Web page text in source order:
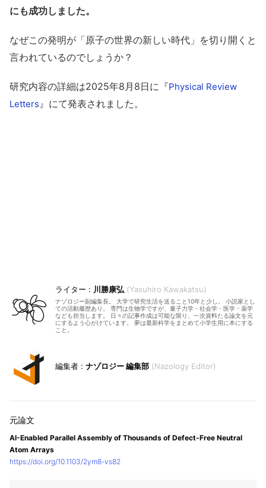
にも成功しました。
なぜこの発明が「原子の世界の新しい時代」を切り開くと
言われているのでしょうか？
研究内容の詳細は2025年8月8日に『Physical Review
Letters 』にて発表されました。
川勝康弘 Yasuhiro Kawakatsu
ナゾロジー副編集長。 大学で研究生活を送ること10年と少し。 小説家とし
ての活動履歴あり。 専門は生物学ですが、量子力学・社会学・医学・薬学
なども担当します。 日々の記事作成は可能な限り、一次資料たる論文を元
にするよう心がけています。 夢は最新科学をまとめて小学生用に本にする
こと。
ナゾロジー 編集部 Nazology Editor
AI-Enabled Parallel Assembly of Thousands of Defect-Free Neutral
Atom Arrays
https://doi.org/10.1103/2ym8-vs82